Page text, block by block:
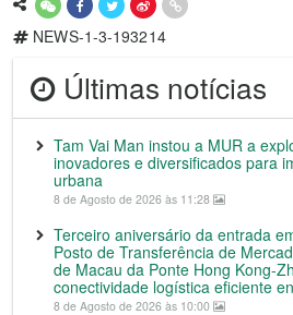
NEWS-1-3-193214
Últimas notícias
Tam Vai Man instou a MUR a
inovadores e diversificados para
urbana
8 de Agosto de 2026 às 11:28
Terceiro aniversário da entrada
Posto de Transferência de
de Macau da Ponte Hong Kong-
conectividade logística eficiente
8 de Agosto de 2026 às 10:00